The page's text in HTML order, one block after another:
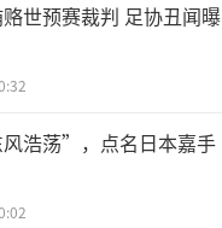
世预赛裁判 足协丑闻曝
浩荡”，点名日本嘉手